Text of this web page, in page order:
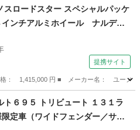
スロードスター スペシャルパッケ
ンチアルミホイール ナルディ
ＴＣ パワーステアリング パ
修復歴無し ビルシュタイン足
提携サイト
： 1,415,000 円 ■ メーカー名： ユーノ
ト６９５ トリビュート １３１ラ
定車（ワイドフェンダー／サイ